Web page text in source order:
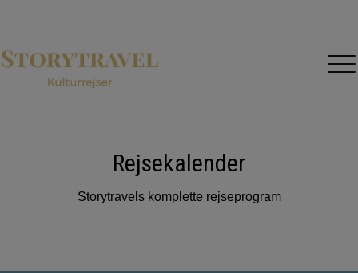
Rejsekalender
Storytravels komplette rejseprogram
Kulturrejser